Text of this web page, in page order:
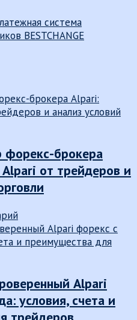
брокера
от трейдеров и
Alpari
условия, счета и